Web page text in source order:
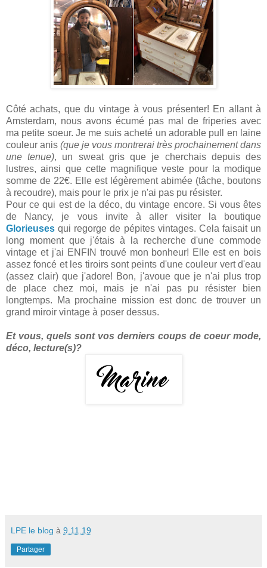
Côté achats, que du vintage à vous présenter! En allant à
Amsterdam, nous avons écumé pas mal de friperies avec
ma petite soeur. Je me suis acheté un adorable pull en laine
couleur anis (que je vous montrerai très prochainement dans
une tenue), un sweat gris que je cherchais depuis des
lustres, ainsi que cette magnifique veste pour la modique
somme de 22€. Elle est légèrement abimée (tâche, boutons
à recoudre), mais pour le prix je n'ai pas pu résister.
Pour ce qui est de la déco, du vintage encore. Si vous êtes
de Nancy, je vous invite à aller visiter la boutique
Glorieuses qui regorge de pépites vintages. Cela faisait un
long moment que j'étais à la recherche d'une commode
vintage et j'ai ENFIN trouvé mon bonheur! Elle est en bois
assez foncé et les tiroirs sont peints d'une couleur vert d'eau
(assez clair) que j'adore! Bon, j'avoue que je n'ai plus trop
de place chez moi, mais je n'ai pas pu résister bien
longtemps. Ma prochaine mission est donc de trouver un
grand miroir vintage à poser dessus.
Et vous, quels sont vos derniers coups de coeur mode,
déco, lecture(s)?
LPE le blog à 9.11.19
Partager